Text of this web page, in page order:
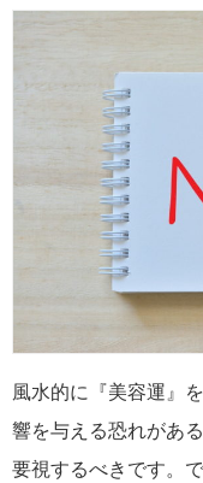
風水的に『美容運』
響を与える恐れがあ
要視するべきです。